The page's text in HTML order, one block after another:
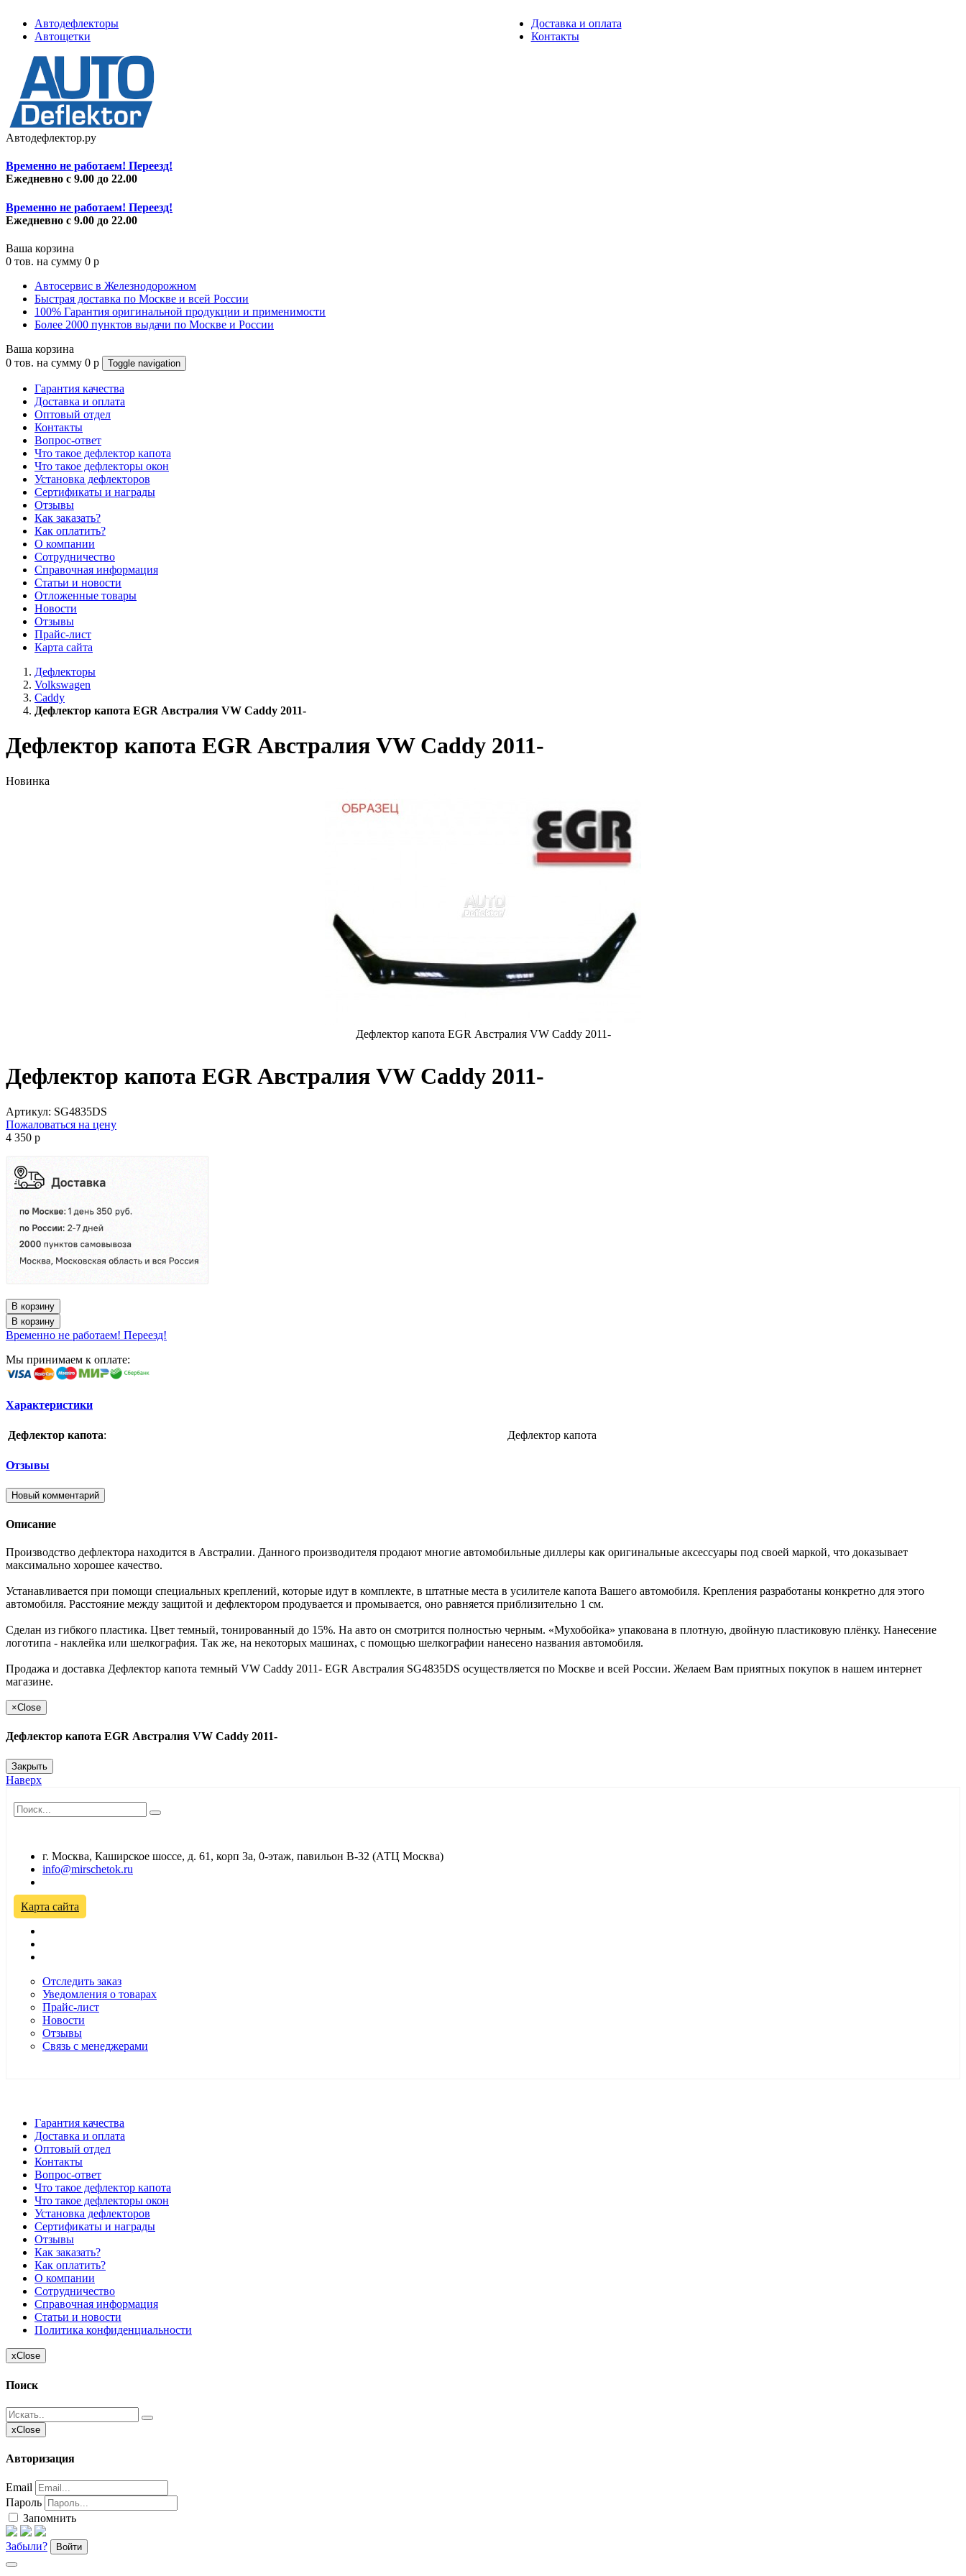
Автодефлекторы
Автощетки
Доставка и оплата
Контакты
Автодефлектор.ру
Временно не работаем! Переезд!
Ежедневно с 9.00 до 22.00
Временно не работаем! Переезд!
Ежедневно с 9.00 до 22.00
Ваша корзина
0 тов. на сумму 0 p
Автосервис в Железнодорожном
Быстрая доставка по Москве и всей России
100% Гарантия оригинальной продукции и применимости
Более 2000 пунктов выдачи по Москве и России
Ваша корзина
0 тов. на сумму 0 p Toggle navigation
Гарантия качества
Доставка и оплата
Оптовый отдел
Контакты
Вопрос-ответ
Что такое дефлектор капота
Что такое дефлекторы окон
Установка дефлекторов
Сертификаты и награды
Отзывы
Как заказать?
Как оплатить?
О компании
Сотрудничество
Справочная информация
Статьи и новости
Отложенные товары
Новости
Отзывы
Прайс-лист
Карта сайта
Дефлекторы
Volkswagen
Caddy
Дефлектор капота EGR Австралия VW Caddy 2011-
Дефлектор капота EGR Австралия VW Caddy 2011-
Новинка
Дефлектор капота EGR Австралия VW Caddy 2011-
Дефлектор капота EGR Австралия VW Caddy 2011-
Артикул: SG4835DS
Пожаловаться на цену
4 350 p
В корзину
В корзину
Временно не работаем! Переезд!
Мы принимаем к оплате:
Характеристики
Дефлектор капота: Дефлектор капота
Отзывы
Новый комментарий
Описание
Производство дефлектора находится в Австралии. Данного производителя продают многие автомобильные диллеры как оригинальные аксессуары под своей маркой, что доказывает
максимально хорошее качество.
Устанавливается при помощи специальных креплений, которые идут в комплекте, в штатные места в усилителе капота Вашего автомобиля. Крепления разработаны конкретно для этого
автомобиля. Расстояние между защитой и дефлектором продувается и промывается, оно равняется приблизительно 1 см.
Сделан из гибкого пластика. Цвет темный, тонированный до 15%. На авто он смотрится полностью черным. «Мухобойка» упакована в плотную, двойную пластиковую плёнку. Нанесение
логотипа - наклейка или шелкография. Так же, на некоторых машинах, с помощью шелкографии нанесено названия автомобиля.
Продажа и доставка Дефлектор капота темный VW Caddy 2011- EGR Австралия SG4835DS осуществляется по Москве и всей России. Желаем Вам приятных покупок в нашем интернет
магазине.
×Close
Дефлектор капота EGR Австралия VW Caddy 2011-
Закрыть
Наверх
г. Москва, Каширское шоссе, д. 61, корп 3а, 0-этаж, павильон В-32 (АТЦ Москва)
info@mirschetok.ru
Карта сайта
Отследить заказ
Уведомления о товарах
Прайс-лист
Новости
Отзывы
Связь с менеджерами
Гарантия качества
Доставка и оплата
Оптовый отдел
Контакты
Вопрос-ответ
Что такое дефлектор капота
Что такое дефлекторы окон
Установка дефлекторов
Сертификаты и награды
Отзывы
Как заказать?
Как оплатить?
О компании
Сотрудничество
Справочная информация
Статьи и новости
Политика конфиденциальности
xClose
Поиск
xClose
Авторизация
Email
Пароль
Запомнить
Забыли? Войти